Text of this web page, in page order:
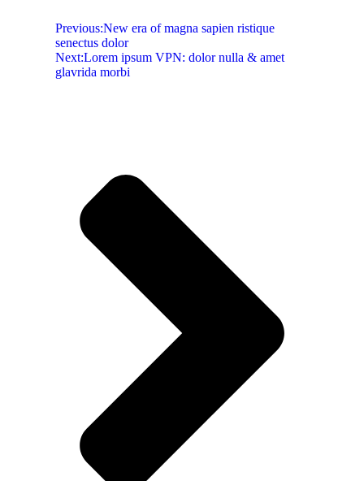
Previous:New era of magna sapien ristique
senectus dolor
Next:Lorem ipsum VPN: dolor nulla & amet
glavrida morbi